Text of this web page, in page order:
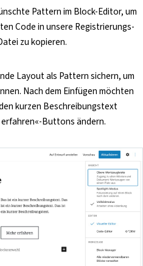
Pattern im Block-Editor, um
Code in unsere Registrierungs-
zu kopieren.
Layout als Pattern sichern, um
Nach dem Einfügen möchten
kurzen Beschreibungstext
erfahren«-Buttons ändern.